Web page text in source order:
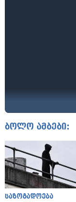
ბოლო ამბები:
საზოგადოება